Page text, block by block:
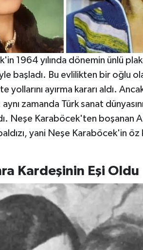
1964 yılında dönemin ünlü
başladı. Bu evlilikten bir oğlu
yollarını ayırma kararı aldı.
zamanda Türk sanat
Neşe Karaböcek'ten boşanan
yani Neşe Karaböcek'in
Kardeşinin Eşi Oldu